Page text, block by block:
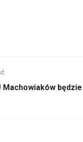
Machowiaków